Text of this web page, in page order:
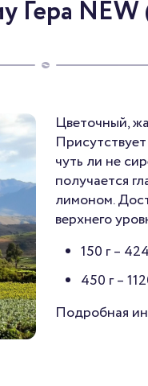
NEW
Цветочный,
чуть ли не
получается
лимоном.
верхнего
150 г –
450 г –
Подробная